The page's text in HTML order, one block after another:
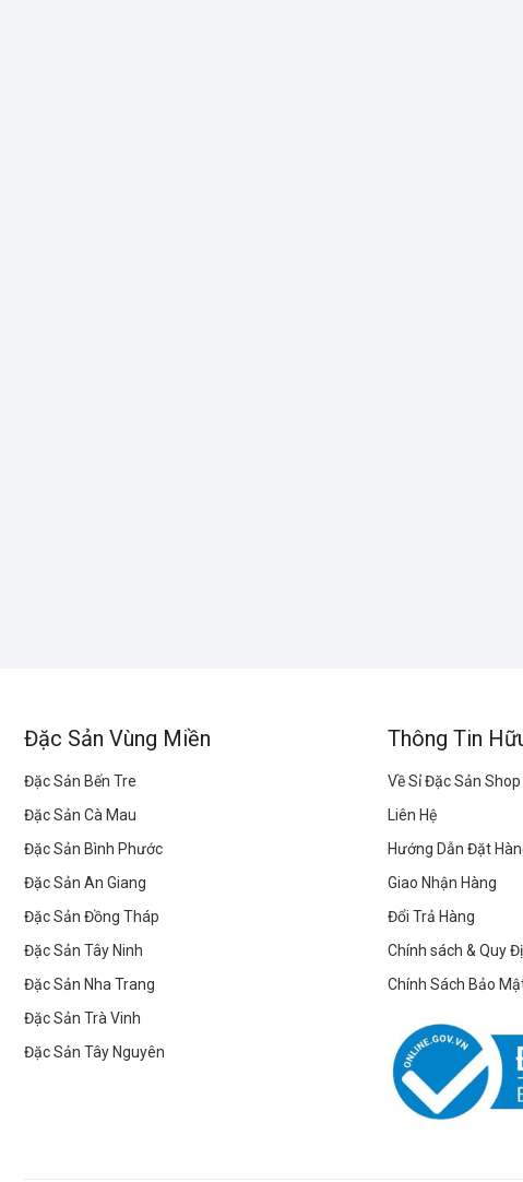
Đặc Sản Vùng Miền
Đặc Sản Bến Tre
Đặc Sản Cà Mau
Đặc Sản Bình Phước
Đặc Sản An Giang
Đặc Sản Đồng Tháp
Đặc Sản Tây Ninh
Đặc Sản Nha Trang
Đặc Sản Trà Vinh
Đặc Sản Tây Nguyên
Thông Tin
Về Sỉ Đặc Sản Shop
Liên Hệ
Hướng Dẫn Đặt
Giao Nhận Hàng
Đổi Trả Hàng
Chính sách & Quy
Chính Sách Bảo